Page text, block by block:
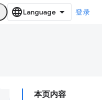
登录
本页内容